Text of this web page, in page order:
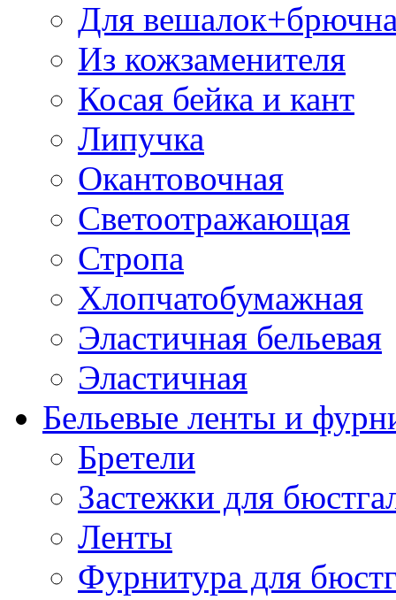
Для
Из кожзаменителя
Косая бейка и кант
Липучка
Окантовочная
Светоотражающая
Стропа
Хлопчатобумажная
Эластичная бельевая
Эластичная
Бельевые ленты и
Бретели
Застежки для
Ленты
Фурнитура для